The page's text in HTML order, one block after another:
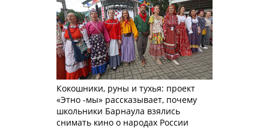
Кокошники, руны и тухья: проект
«Этно -мы» рассказывает, почему
школьники Барнаула взялись
снимать кино о народах России